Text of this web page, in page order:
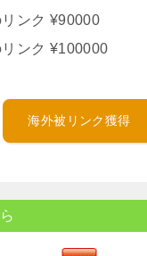
ンク ¥90000
ンク ¥100000
海外被リンク獲得